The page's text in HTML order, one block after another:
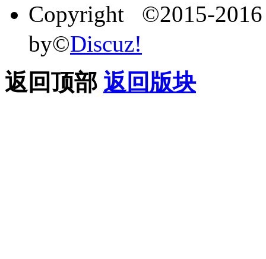
Copyright ©2015-
by©Discuz!
返回顶部 返回版块